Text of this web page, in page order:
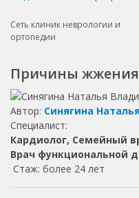
Сеть клиник неврологии и
ортопедии
Причины жжения
Автор: Синягина
Специалист:
Кардиолог, Семейный
Врач функциональной
Стаж: более 24 лет